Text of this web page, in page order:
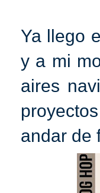
Ya llego
y a mi
aires
andar de